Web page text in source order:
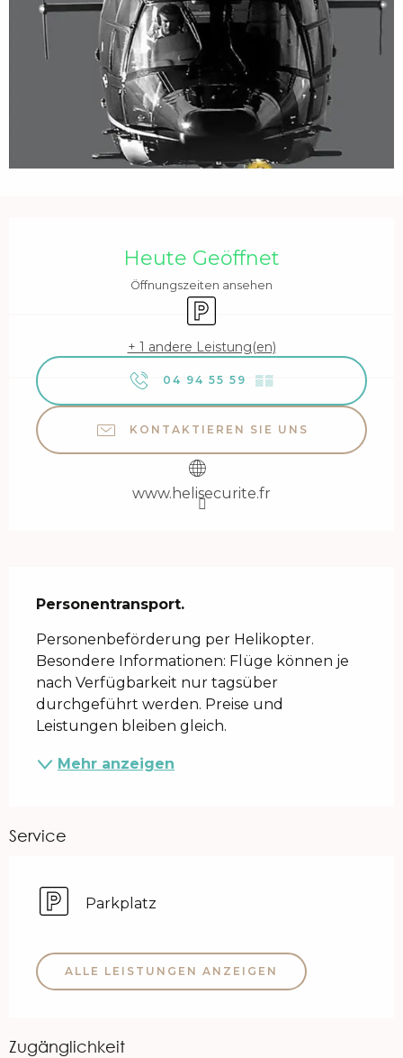
Heute Geöffnet
Öffnungszeiten ansehen
Parkplatz
+ 1 andere Leistung(en)
04 94 55 59 ▒▒
KONTAKTIEREN SIE UNS
www.helisecurite.fr
Personentransport.
Personenbeförderung per Helikopter.
Besondere Informationen: Flüge können je
nach Verfügbarkeit nur tagsüber
durchgeführt werden. Preise und
Leistungen bleiben gleich.
Mehr anzeigen
Service
Parkplatz
ALLE LEISTUNGEN ANZEIGEN
Zugänglichkeit